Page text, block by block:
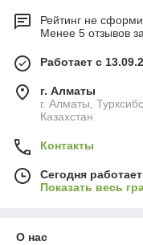
Рейтинг не
Менее 5 отзывов
Работает с
г. Алматы
г. Алматы,
Казахстан
Контакты
Сегодня
Показать весь
О нас